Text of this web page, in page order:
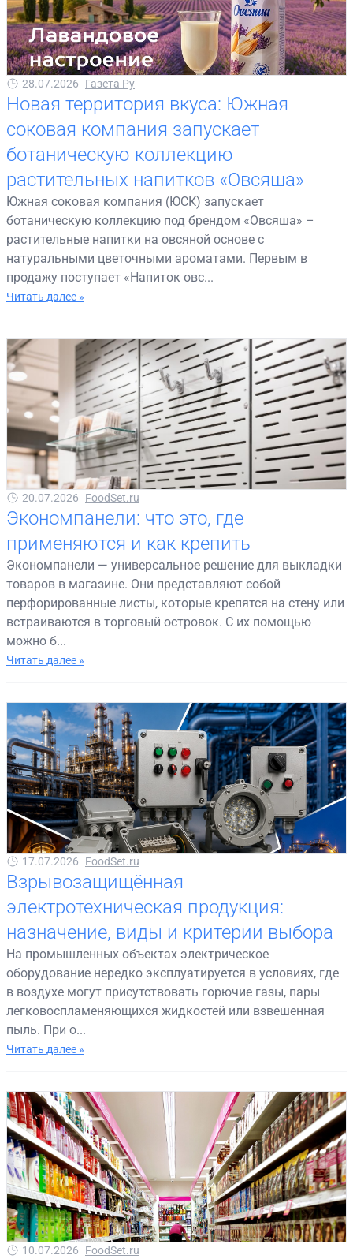
28.07.2026 Газета Ру
Новая территория вкуса: Южная
соковая компания запускает
ботаническую коллекцию
растительных напитков «Овсяша»
Южная соковая компания (ЮСК) запускает
ботаническую коллекцию под брендом «Овсяша» –
растительные напитки на овсяной основе с
натуральными цветочными ароматами. Первым в
продажу поступает «Напиток овс...
Читать далее »
20.07.2026 FoodSet.ru
Экономпанели: что это, где
применяются и как крепить
Экономпанели — универсальное решение для выкладки
товаров в магазине. Они представляют собой
перфорированные листы, которые крепятся на стену или
встраиваются в торговый островок. С их помощью
можно б...
Читать далее »
17.07.2026 FoodSet.ru
Взрывозащищённая
электротехническая продукция:
назначение, виды и критерии выбора
На промышленных объектах электрическое
оборудование нередко эксплуатируется в условиях, где
в воздухе могут присутствовать горючие газы, пары
легковоспламеняющихся жидкостей или взвешенная
пыль. При о...
Читать далее »
10.07.2026 FoodSet.ru